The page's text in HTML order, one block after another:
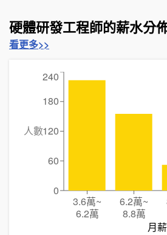
硬體研發工程師的薪水分
看更多>>
3.6萬~
6.2萬
6.2萬~
8.8萬
月薪
0
60
120
180
240
人數